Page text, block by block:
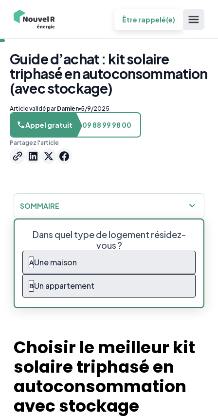
Être rappelé(e)
Guide d’achat : kit solaire
triphasé en autoconsommation
(avec stockage)
Article validé par Damien 5/9/2025
Appel gratuit 09 88 99 98 00
Partagez l'article
Dans quel type de logement résidez-
vous ?
AUne maison
BUn appartement
Choisir le meilleur kit
solaire triphasé en
autoconsommation
avec stockage
SOMMAIRE
Pourquoi est-il judicieux de choisir un kit
plutôt qu’une installation en toiture ?
Pourquoi choisir un kit triphasé ?
Quel kit solaire triphasé en
autoconsommation avec stockage est-il
préférable de choisir ?